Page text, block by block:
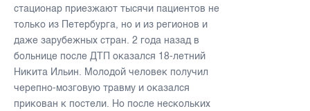
стационар приезжают тысячи пациентов не
только из Петербурга, но и из регионов и
даже зарубежных стран. 2 года назад в
больнице после ДТП оказался 18-летний
Никита Ильин. Молодой человек получил
черепно-мозговую травму и оказался
прикован к постели. Но после нескольких